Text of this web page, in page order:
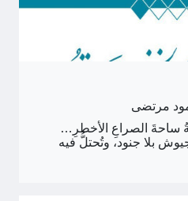
مرتضى
ساحةَ الصراعِ الأخطرِ…
بلا جنود، وتُحتلُّ فيه